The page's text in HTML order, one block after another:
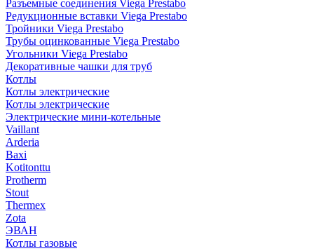
Разъемные соединения Viega Prestabo
Редукционные вставки Viega Prestabo
Тройники Viega Prestabo
Трубы оцинкованные Viega Prestabo
Угольники Viega Prestabo
Декоративные чашки для труб
Котлы
Котлы электрические
Котлы электрические
Электрические мини-котельные
Vaillant
Arderia
Baxi
Kotitonttu
Protherm
Stout
Thermex
Zota
ЭВАН
Котлы газовые